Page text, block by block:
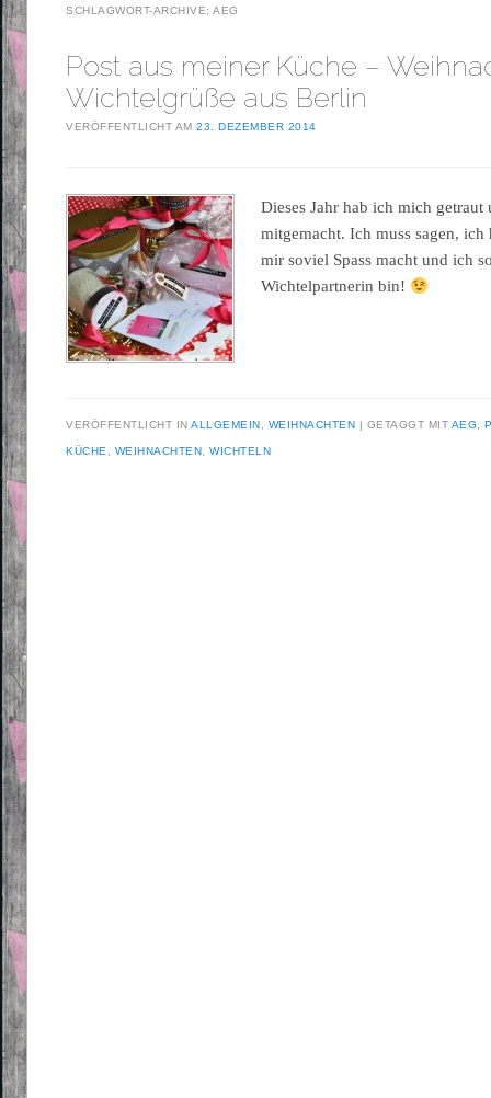
SCHLAGWORT-ARCHIVE:AEG
Post aus meiner Küche –
Wichtelgrüße aus Berlin
VERÖFFENTLICHT AM23. DEZEMBER 2014
Dieses Jahr hab ich mich
mitgemacht. Ich muss sagen, ich
mir soviel Spass macht und ich
Wichtelpartnerin bin!
VERÖFFENTLICHT INALLGEMEIN WEIHNACHTEN GETAGGT MIT AEG ,
KÜCHE WEIHNACHTEN ,WICHTELN